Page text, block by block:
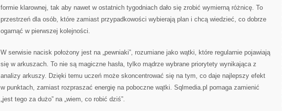
formie klarownej, tak aby nawet w ostatnich tygodniach dało się zrobić wymierną różnicę. To
przestrzeń dla osób, które zamiast przypadkowości wybierają plan i chcą wiedzieć, co dobrze
ogarnąć w pierwszej kolejności.
W serwisie nacisk położony jest na „pewniaki”, rozumiane jako wątki, które regularnie pojawiają
się w arkuszach. To nie są magiczne hasła, tylko mądrze wybrane priorytety wynikająca z
analizy arkuszy. Dzięki temu uczeń może skoncentrować się na tym, co daje najlepszy efekt
w punktach, zamiast rozpraszać energię na poboczne wątki. Sqlmedia.pl pomaga zamienić
„jest tego za dużo” na „wiem, co robić dziś”.